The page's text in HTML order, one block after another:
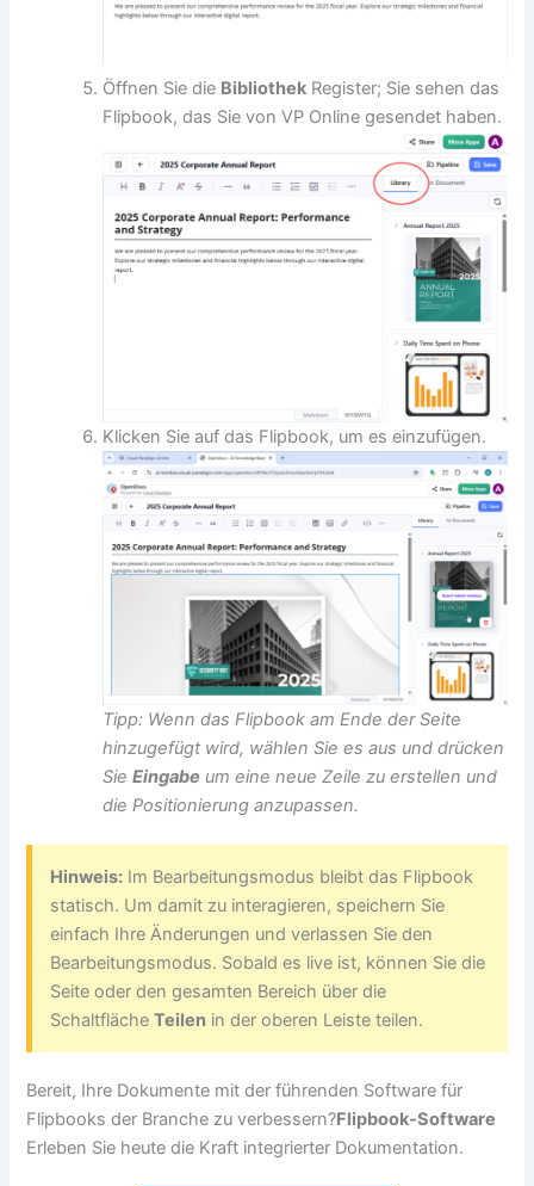
Öffnen Sie die Bibliothek Register; Sie sehen das
Flipbook, das Sie von VP Online gesendet haben.
Klicken Sie auf das Flipbook, um es einzufügen.
Tipp: Wenn das Flipbook am Ende der Seite
hinzugefügt wird, wählen Sie es aus und drücken
SieEingabe um eine neue Zeile zu erstellen und
die Positionierung anzupassen.
Hinweis: Im Bearbeitungsmodus bleibt das Flipbook
statisch. Um damit zu interagieren, speichern Sie
einfach Ihre Änderungen und verlassen Sie den
Bearbeitungsmodus. Sobald es live ist, können Sie die
Seite oder den gesamten Bereich über die
SchaltflächeTeilen in der oberen Leiste teilen.
Bereit, Ihre Dokumente mit der führenden Software für
Flipbooks der Branche zu verbessern?Flipbook-Software
Erleben Sie heute die Kraft integrierter Dokumentation.